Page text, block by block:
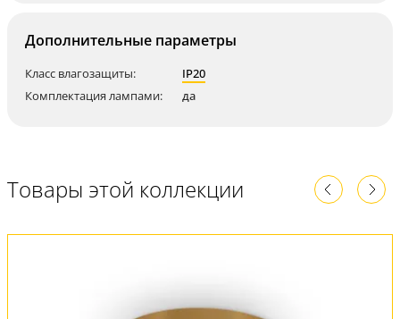
Дополнительные параметры
Класс влагозащиты:
IP20
Комплектация лампами:
да
Товары этой коллекции